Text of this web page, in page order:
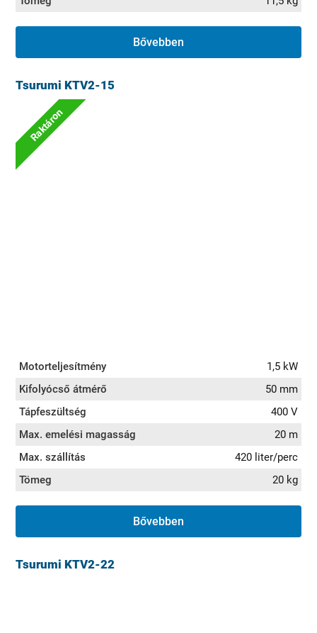
Bővebben
Tsurumi KTV2-15
Raktáron
Motorteljesítmény
1,5 kW
Kifolyócső átmérő
50 mm
Tápfeszültség
400 V
Max. emelési magasság
20 m
Max. szállítás
420 liter/perc
Tömeg
20 kg
Bővebben
Tsurumi KTV2-22